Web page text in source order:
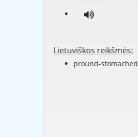
Lietuviškos reikšmės:
pround-stomached